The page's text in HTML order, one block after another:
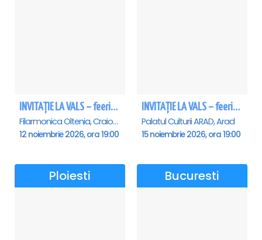
INVITAȚIE LA VALS – feerie de bal în paşi de dans - Craiova
Filarmonica Oltenia, Craiova
12 noiembrie 2026, ora 19:00
INVITAȚIE LA VALS – feerie de bal în paşi de dans - Arad
Palatul Culturii ARAD, Arad
15 noiembrie 2026, ora 19:00
Ploiesti Bucuresti